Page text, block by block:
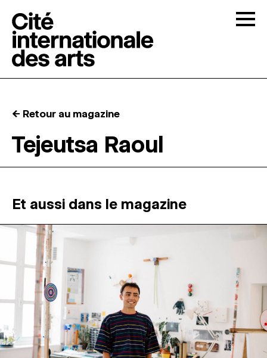
RÉSIDENCES ↓
ATELIERS OUVERTS
PROGRAMMATION
MAGAZINE
ESPACES DE PRATIQUE ARTISTIQUE ↓
Recherche
← Retour au magazine
Tejeutsa Raoul
Et aussi dans le magazine